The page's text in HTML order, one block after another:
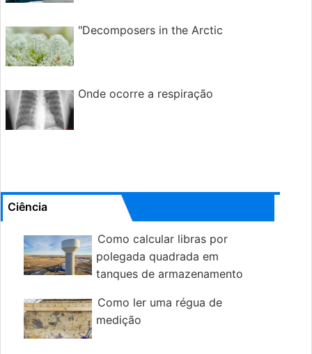
"Decomposers in the Arctic
Onde ocorre a respiração
Ciência
Como calcular libras por
polegada quadrada em
tanques de armazenamento
Como ler uma régua de
medição